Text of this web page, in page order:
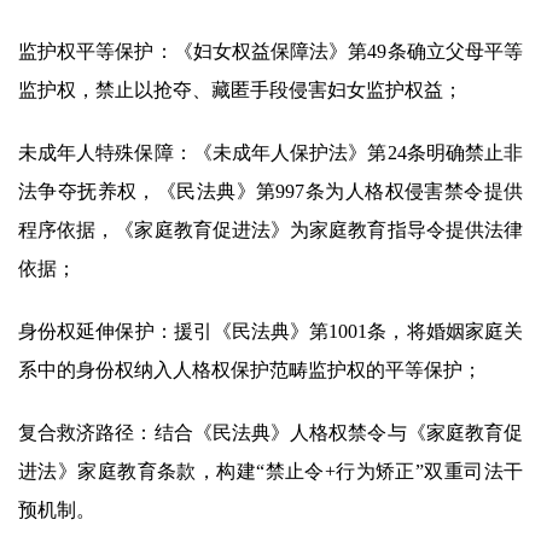
监护权平等保护：《妇女权益保障法》第49条确立父母平等
监护权，禁止以抢夺、藏匿手段侵害妇女监护权益；
未成年人特殊保障：《未成年人保护法》第24条明确禁止非
法争夺抚养权，《民法典》第997条为人格权侵害禁令提供
程序依据，《家庭教育促进法》为家庭教育指导令提供法律
依据；
身份权延伸保护：援引《民法典》第1001条，将婚姻家庭关
系中的身份权纳入人格权保护范畴监护权的平等保护；
复合救济路径：结合《民法典》人格权禁令与《家庭教育促
进法》家庭教育条款，构建“禁止令+行为矫正”双重司法干
预机制。